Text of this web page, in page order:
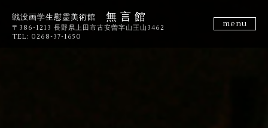
戦没画学生慰霊美術館 無 言 館
〒386-1213 長野県上田市古安曽字山王山3462
TEL: 0268-37-1650
menu